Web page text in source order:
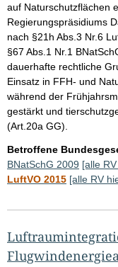
auf Naturschutzflächen
Regierungspräsidiums
nach §21h Abs.3 Nr.6
§67 Abs.1 Nr.1
dauerhafte rechtliche
Einsatz in FFH- und
während der
gestärkt und
(Art.20a GG).
Betroffene
BNatSchG 2009 [alle
LuftVO 2015 [alle RV